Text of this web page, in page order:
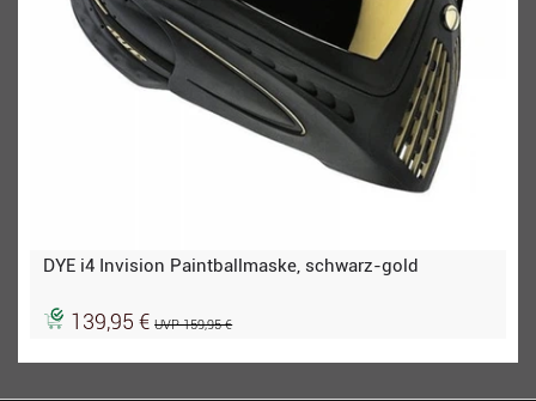
DYE i4 Invision Paintballmaske, schwarz-gold
139,95 €UVP 159,95 €